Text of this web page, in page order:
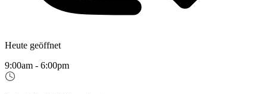
Heute geöffnet
9:00am - 6:00pm